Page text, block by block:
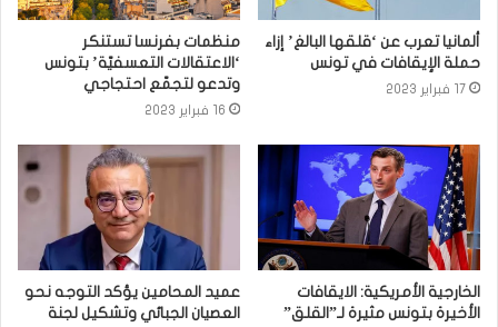
ألمانيا تعرب عن ‘قلقها البالغ’ إزاء
حملة الإيقافات في تونس
17 فبراير 2023
منظمات بفرنسا تستنكر
‘الاعتقالات التعسفيّة’ بتونس
وتدعو لتجمّع احتجاجي
16 فبراير 2023
الخارجية الأمريكية: الايقافات
الأخيرة بتونس مثيرة لـ”القلق”
عميد المحامين يؤكد التوجه نحو
العصيان الجبائي وتشكيل لجنة